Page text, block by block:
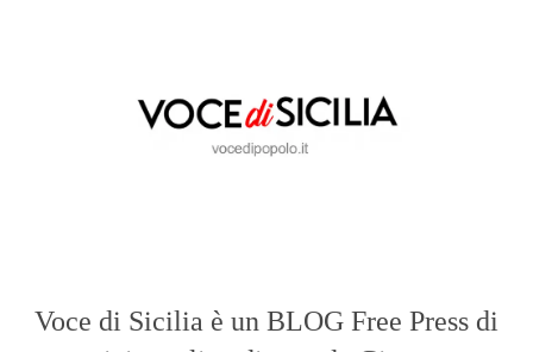
Voce di Sicilia è un BLOG Free Press di